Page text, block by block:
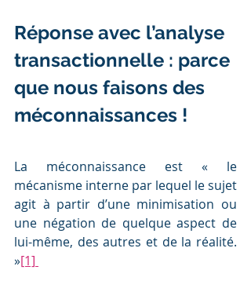
Réponse avec l’analyse
transactionnelle : parce
que nous faisons des
méconnaissances !
La méconnaissance est « le
mécanisme interne par lequel le sujet
agit à partir d’une minimisation ou
une négation de quelque aspect de
lui-même, des autres et de la réalité.
»[1]